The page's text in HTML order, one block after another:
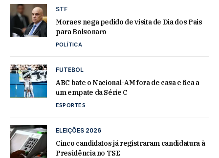
STF
Moraes nega pedido de visita de Dia dos Pais
para Bolsonaro
POLÍTICA
FUTEBOL
ABC bate o Nacional-AM fora de casa e fica a
um empate da Série C
ESPORTES
ELEIÇÕES 2026
Cinco candidatos já registraram candidatura à
Presidência no TSE